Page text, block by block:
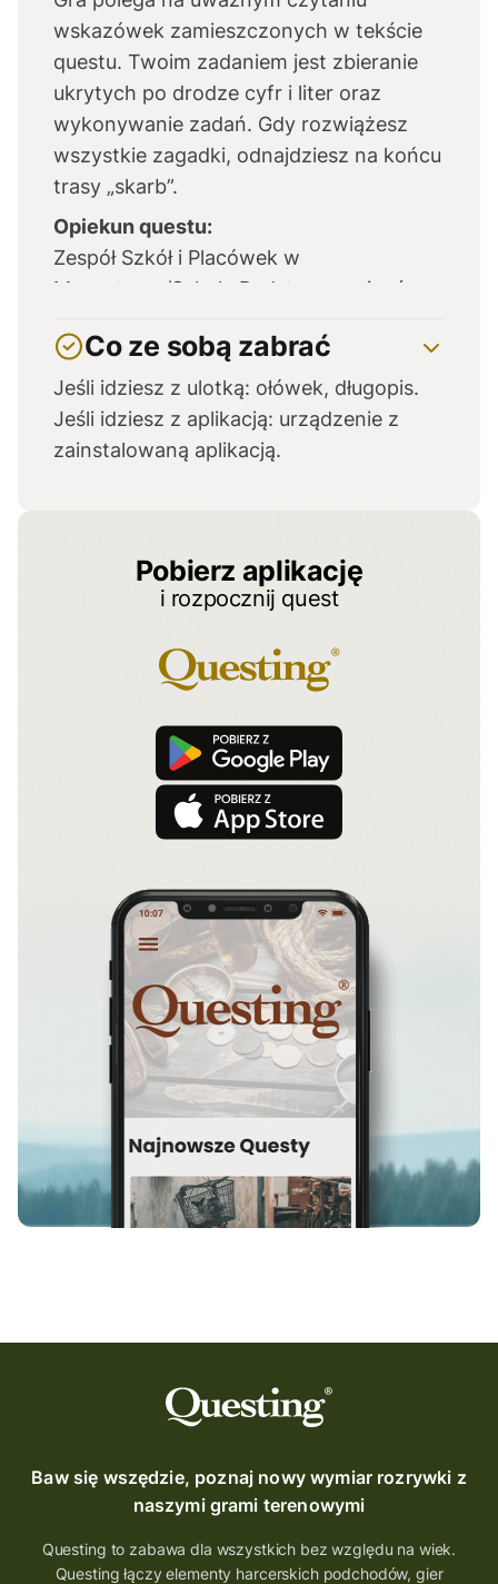
wskazówek zamieszczonych w tekście
questu. Twoim zadaniem jest zbieranie
ukrytych po drodze cyfr i liter oraz
wykonywanie zadań. Gdy rozwiążesz
wszystkie zagadki, odnajdziesz na końcu
trasy „skarb”.
Opiekun questu:
Zespół Szkół i Placówek w
Manasterzu/Szkoła Podstawowa im św.
Co ze sobą zabrać
Jeśli idziesz z ulotką: ołówek, długopis.
Jeśli idziesz z aplikacją: urządzenie z
zainstalowaną aplikacją.
Pobierz aplikację
i rozpocznij quest
Baw się wszędzie, poznaj nowy wymiar rozrywki z
naszymi grami terenowymi
Questing to zabawa dla wszystkich bez względu na wiek.
Questing łączy elementy harcerskich podchodów, gier